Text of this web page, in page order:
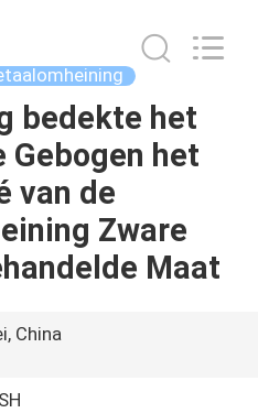
bedekte het
Gebogen het
van de
Zware
Maat
China